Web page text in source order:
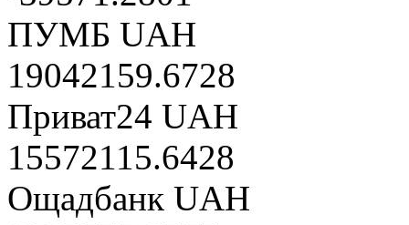
ПУМБ UAH
19042159.6728
Приват24 UAH
15572115.6428
Ощадбанк UAH